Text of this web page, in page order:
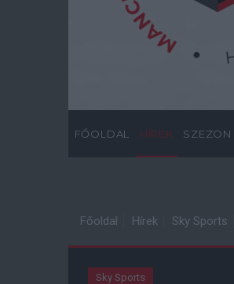
FŐOLDAL HÍREK SZEZON
Főoldal Hírek Sky Sports
Sky Sports